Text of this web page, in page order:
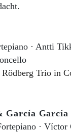
· Antti
Trio in
García García
· Víctor